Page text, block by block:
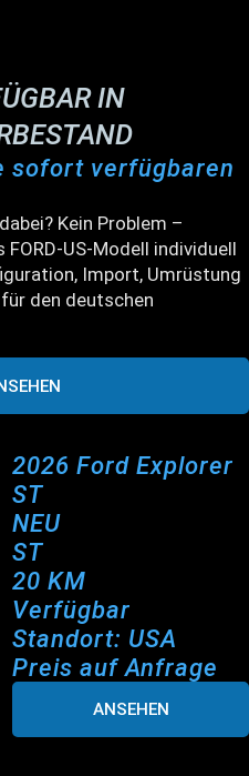
IN
sofort verfügbaren
Kein Problem –
US-Modell individuell
Import, Umrüstung
den deutschen
2026 Ford Explorer
ST
NEU
ST
20 KM
Verfügbar
Standort: USA
Preis auf Anfrage
ANSEHEN